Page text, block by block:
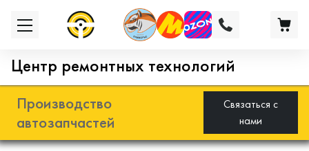
Центр ремонтных технологий
Производство
автозапчастей
Связаться с
нами